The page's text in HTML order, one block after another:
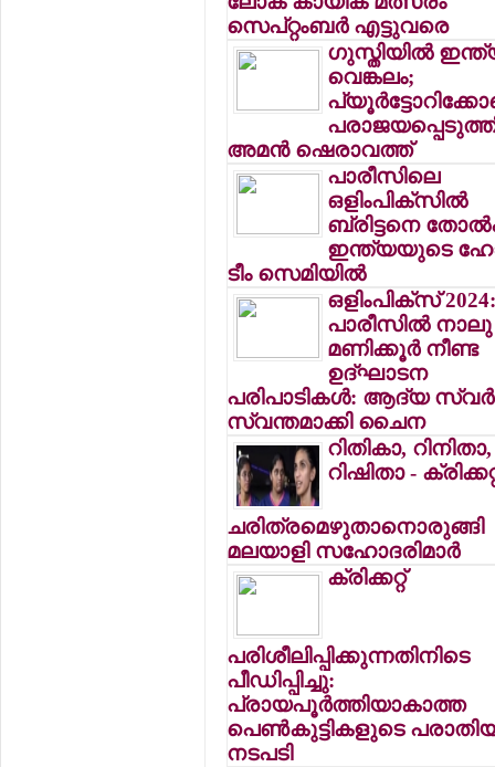
സെപ്റ്റംബര്‍ എട്ടുവരെ
ഗുസ്തിയില്‍
വെങ്കലം;
അമന്‍ ഷെരാവത്ത്
പാരീസിലെ
ഒളിംപിക്‌സില്‍
ബ്രിട്ടനെ
ഇന്ത്യയുടെ
ടീം സെമിയില്‍
ഒളിംപിക്‌സ്
പാരീസില്‍ നാലു
മണിക്കൂര്‍ നീണ്ട
ഉദ്ഘാടന
പരിപാടികള്‍: ആദ്യ
സ്വന്തമാക്കി ചൈന
റിതികാ, റിനിതാ,
റിഷിതാ -
ചരിത്രമെഴുതാനൊരുങ്ങി
മലയാളി സഹോദരിമാര്‍
ക്രിക്കറ്റ്
പരിശീലിപ്പിക്കുന്നതിനിടെ
പീഡിപ്പിച്ചു:
പ്രായപൂര്‍ത്തിയാകാത്ത
പെണ്‍കുട്ടികളുടെ
നടപടി